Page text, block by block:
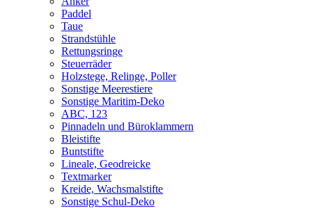
Paddel
Taue
Strandstühle
Rettungsringe
Steuerräder
Holzstege, Relinge, Poller
Sonstige Meerestiere
Sonstige Maritim-Deko
ABC, 123
Pinnadeln und Büroklammern
Bleistifte
Buntstifte
Lineale, Geodreicke
Textmarker
Kreide, Wachsmalstifte
Sonstige Schul-Deko